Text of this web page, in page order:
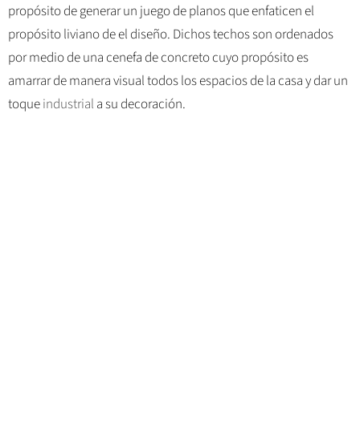
propósito de generar un juego de planos que enfaticen el
propósito liviano de el diseño. Dichos techos son ordenados
por medio de una cenefa de concreto cuyo propósito es
amarrar de manera visual todos los espacios de la casa y dar un
toqueindustrial a su decoración.